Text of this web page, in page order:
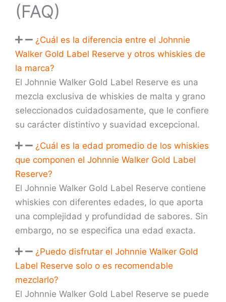
(FAQ)
¿Cuál es la diferencia entre el Johnnie
Walker Gold Label Reserve y otros whiskies de
la marca?
El Johnnie Walker Gold Label Reserve es una
mezcla exclusiva de whiskies de malta y grano
seleccionados cuidadosamente, que le confiere
su carácter distintivo y suavidad excepcional.
¿Cuál es la edad promedio de los whiskies
que componen el Johnnie Walker Gold Label
Reserve?
El Johnnie Walker Gold Label Reserve contiene
whiskies con diferentes edades, lo que aporta
una complejidad y profundidad de sabores. Sin
embargo, no se especifica una edad exacta.
¿Puedo disfrutar el Johnnie Walker Gold
Label Reserve solo o es recomendable
mezclarlo?
El Johnnie Walker Gold Label Reserve se puede